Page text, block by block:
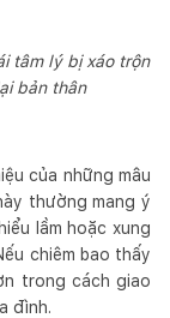
tâm lý bị xáo trộn
bản thân
của những mâu
thường mang ý
lầm hoặc xung
chiêm bao thấy
trong cách giao
đình.